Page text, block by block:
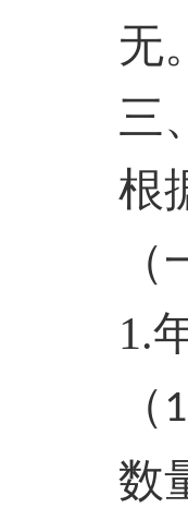
无。
三
根
1.
（ 1
数